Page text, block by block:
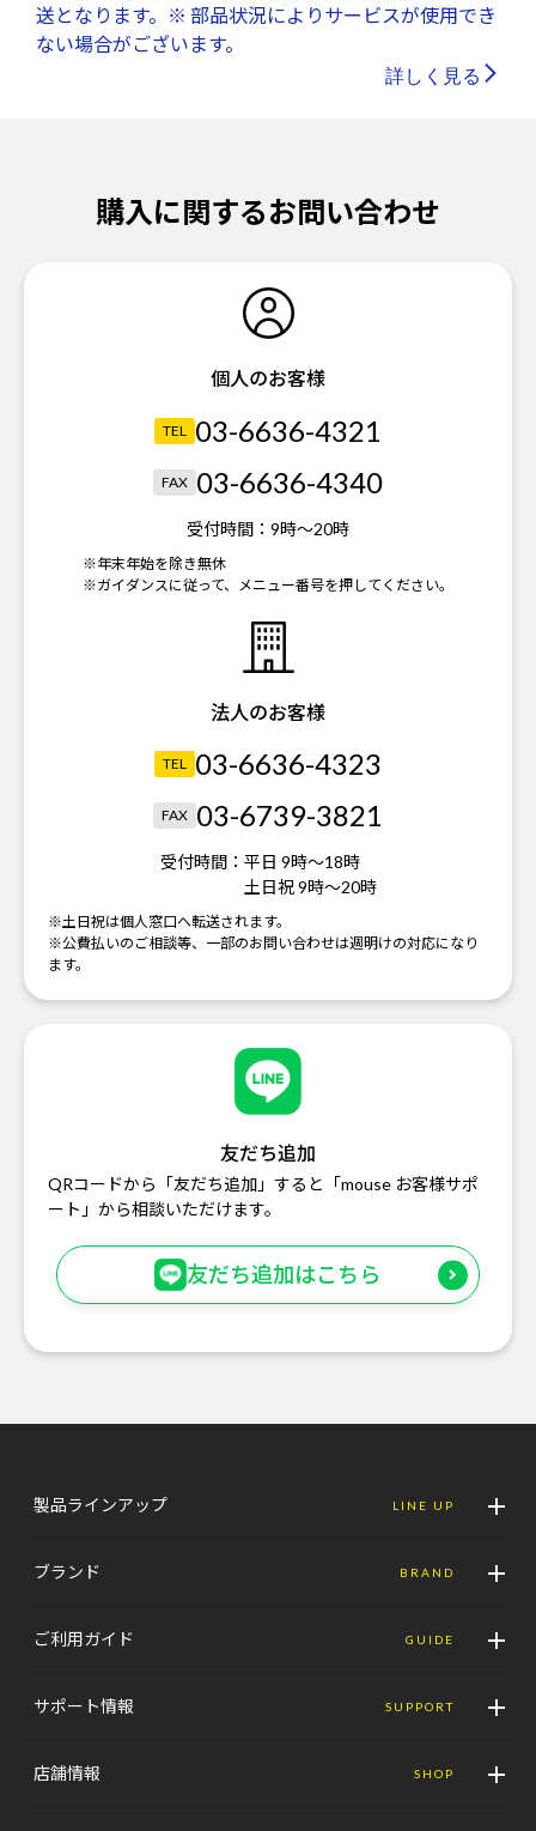
送となります。※ 部品状況によりサービスが使用でき
ない場合がございます。
詳しく見る
購入に関するお問い合わせ
個人のお客様
TEL 03-6636-4321
FAX 03-6636-4340
受付時間： 9時～20時
※年末年始を除き無休
※ガイダンスに従って、メニュー番号を押してください。
法人のお客様
TEL 03-6636-4323
FAX 03-6739-3821
受付時間： 平日 9時～18時
土日祝 9時～20時
※土日祝は個人窓口へ転送されます。
※公費払いのご相談等、一部のお問い合わせは週明けの対応になり
ます。
友だち追加
QRコードから「友だち追加」すると「mouse お客様サポ
ート」から相談いただけます。
友だち追加はこちら
製品ラインアップ LINE UP
ブランド BRAND
ご利用ガイド GUIDE
サポート情報 SUPPORT
店舗情報 SHOP